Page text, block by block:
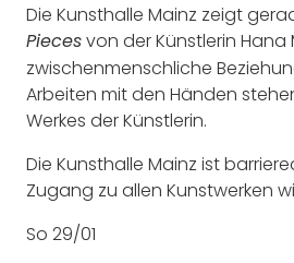
Die Kunsthalle Mainz zeigt
Pieces von der Künstlerin Hana
zwischenmenschliche
Arbeiten mit den Händen
Werkes der Künstlerin.
Die Kunsthalle Mainz ist
Zugang zu allen Kunstwerken
So 29/01